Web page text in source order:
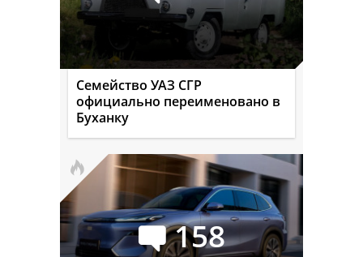
Семейство УАЗ СГР
официально переименовано в
Буханку
158